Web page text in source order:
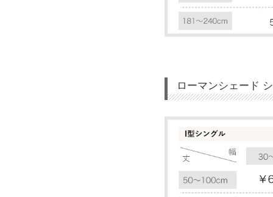
ローマンシェード